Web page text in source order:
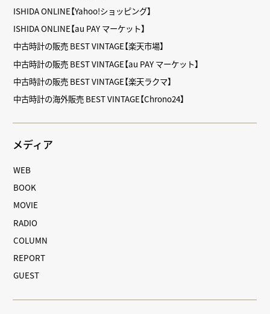
ISHIDA ONLINE【Yahoo!ショッピング】
ISHIDA ONLINE【au PAY マーケット】
中古時計の販売 BEST VINTAGE【楽天市場】
中古時計の販売 BEST VINTAGE【au PAY マーケット】
中古時計の販売 BEST VINTAGE【楽天ラクマ】
中古時計の海外販売 BEST VINTAGE【Chrono24】
メディア
WEB
BOOK
MOVIE
RADIO
COLUMN
REPORT
GUEST